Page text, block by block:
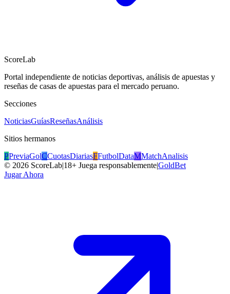
ScoreLab
Portal independiente de noticias deportivas, análisis de apuestas y
reseñas de casas de apuestas para el mercado peruano.
Secciones
NoticiasGuíasReseñasAnálisis
Sitios hermanos
PPreviaGolCCuotasDiariasFFutbolDataMMatchAnalisis
© 2026 ScoreLab|18+ Juega responsablemente|GoldBet
Jugar Ahora